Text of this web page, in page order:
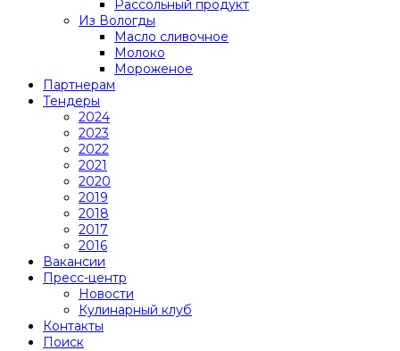
Рассольный продукт
Из Вологды
Масло сливочное
Молоко
Мороженое
Партнерам
Тендеры
2024
2023
2022
2021
2020
2019
2018
2017
2016
Вакансии
Пресс-центр
Новости
Кулинарный клуб
Контакты
Поиск